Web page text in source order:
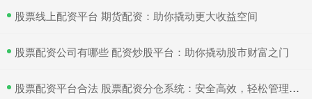
​股票线上配资平台 期货配资：助你撬动更大收益空间
​股票配资公司有哪些 配资炒股平台：助你撬动股市财富之门
​股票配资平台合法 股票配资分仓系统：安全高效，轻松管理多仓位